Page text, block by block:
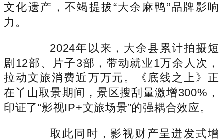
文化遗产，不竭提拔“大余麻鸭”品牌影响
力。
2024年以来，大余县累计拍摄短
剧12部、片子3部，带动就业1万余人次，
拉动文旅消费近万万元。《底线之上》正
在丫山取景期间，景区搜刮量激增300%，
印证了“影视IP+文旅场景”的强耦合效应。
取此同时，影视财产呈迸发式增